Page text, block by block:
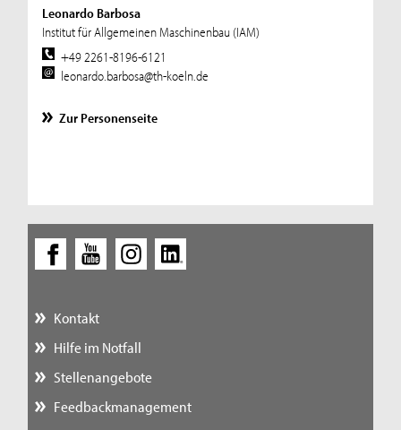
Leonardo Barbosa
Institut für Allgemeinen Maschinenbau (IAM)
+49 2261-8196-6121
leonardo.barbosa@th-koeln.de
Zur Personenseite
Kontakt
Hilfe im Notfall
Stellenangebote
Feedbackmanagement